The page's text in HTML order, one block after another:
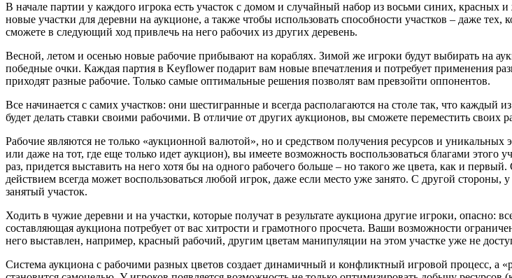
В начале партии у каждого игрока есть участок с домом и случайный набор из восьми синих,
новые участки для деревни на аукционе, а также чтобы использовать способности участков – даже
сможете в следующий ход привлечь на него рабочих из других деревень.
Весной, летом и осенью новые рабочие прибывают на кораблях. Зимой же игроки будут выбирать на
победные очки. Каждая партия в Keyflower подарит вам новые впечатления и потребует применения
приходят разные рабочие. Только самые оптимальные решения позволят вам превзойти оппонентов.
Все начинается с самих участков: они шестигранные и всегда располагаются на столе так, что каждый
будет делать ставки своими рабочими. В отличие от других аукционов, вы сможете переместить своих
Рабочие являются не только «аукционной валютой», но и средством получения ресурсов и
или даже на тот, где еще только идет аукцион), вы имеете возможность воспользоваться благами этого
раз, придется выставить на него хотя бы на одного рабочего больше – но такого же цвета, как и
действием всегда может воспользоваться любой игрок, даже если место уже занято. С другой
занятый участок.
Ходить в чужие деревни и на участки, которые получат в результате аукциона другие игроки, опасно:
составляющая аукциона потребует от вас хитрости и грамотного просчета. Ваши возможности
него выставлен, например, красный рабочий, другим цветам манипуляции на этом участке уже не
Система аукциона с рабочими разных цветов создает динамичный и конфликтный игровой процесс, а